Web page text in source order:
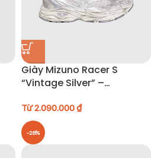
Giày Mizuno Racer S
“Vintage Silver” –
Từ2.090.000₫
-28%